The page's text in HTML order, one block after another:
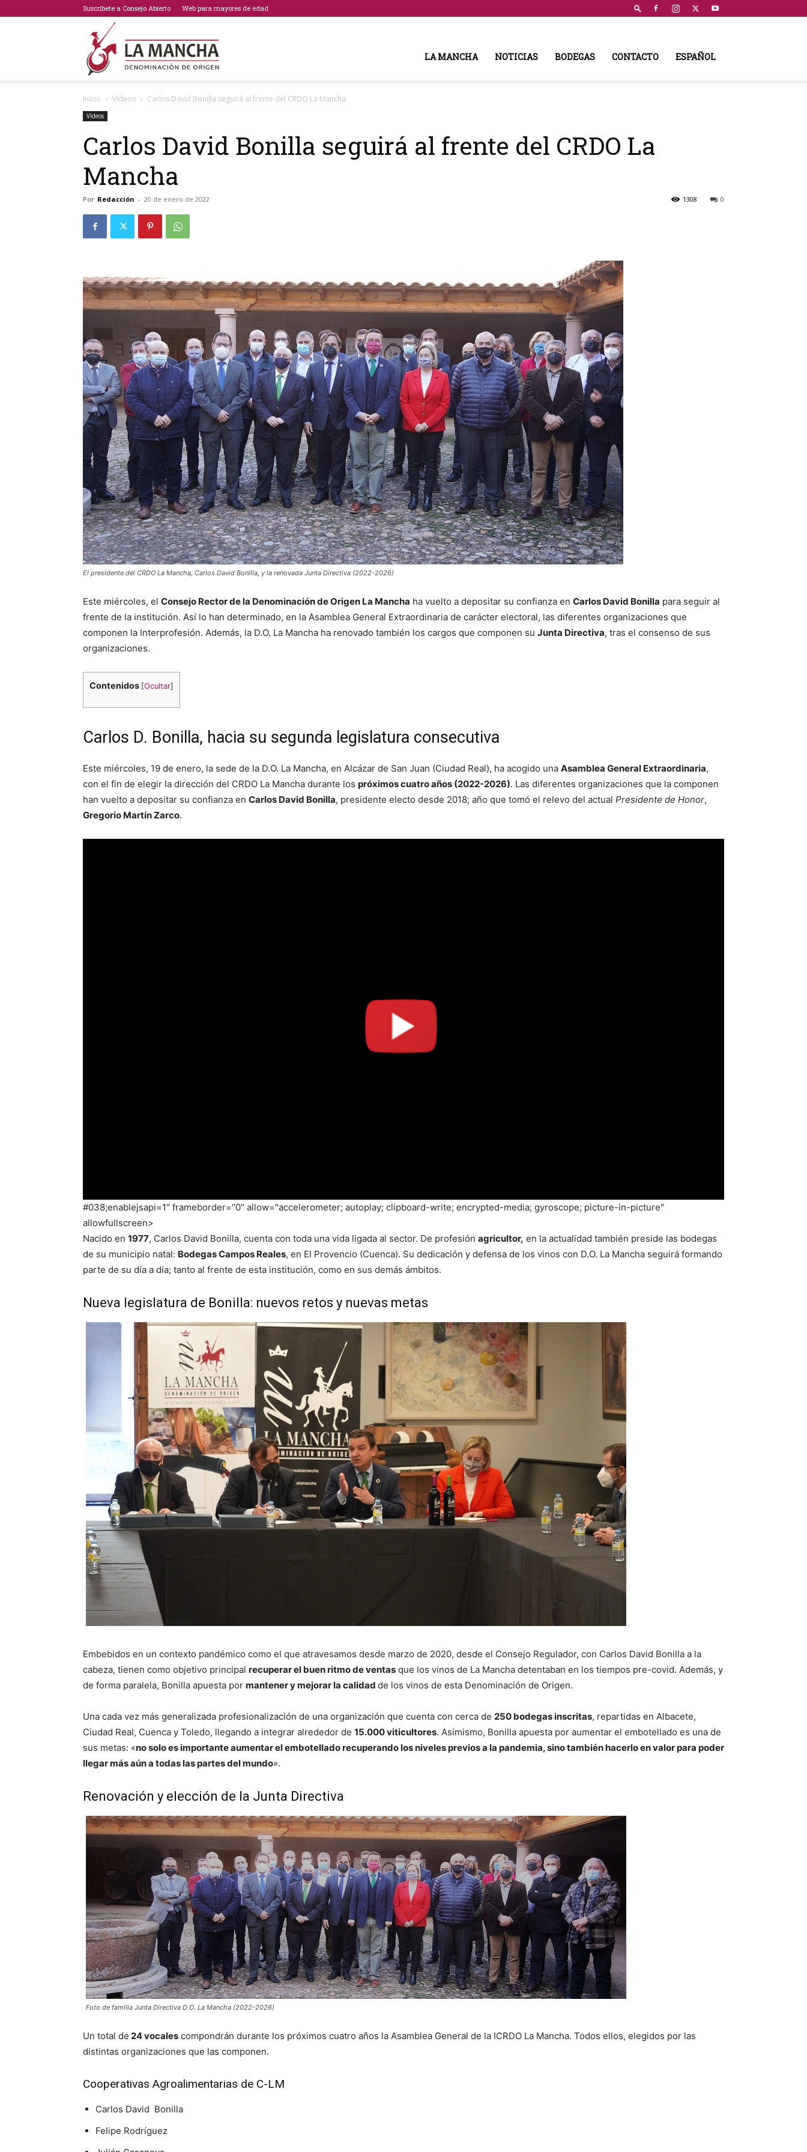
Suscríbete a Consejo Abierto Web para mayores de edad
LA MANCHA NOTICIAS BODEGAS CONTACTO ESPAÑOL
Inicio Vídeos Carlos David Bonilla seguirá al frente del CRDO La Mancha
Vídeos
Carlos David Bonilla seguirá al frente del CRDO La
Mancha
Por Redacción - 20 de enero de 2022 0
1308
El presidente del CRDO La Mancha, Carlos David Bonilla, y la renovada Junta Directiva (2022-2026)
Este miércoles, el Consejo Rector de la Denominación de Origen La Mancha ha vuelto a depositar su confianza en Carlos David Bonilla para seguir al
frente de la institución. Así lo han determinado, en la Asamblea General Extraordinaria de carácter electoral, las diferentes organizaciones que
componen la Interprofesión. Además, la D.O. La Mancha ha renovado también los cargos que componen su Junta Directiva, tras el consenso de sus
organizaciones.
Contenidos [Ocultar]
Carlos D. Bonilla, hacia su segunda legislatura consecutiva
Este miércoles, 19 de enero, la sede de la D.O. La Mancha, en Alcázar de San Juan (Ciudad Real), ha acogido una Asamblea General Extraordinaria,
con el fin de elegir la dirección del CRDO La Mancha durante los próximos cuatro años (2022-2026). Las diferentes organizaciones que la componen
han vuelto a depositar su confianza en Carlos David Bonilla, presidente electo desde 2018; año que tomó el relevo del actual Presidente de Honor,
Gregorio Martín Zarco.
#038;enablejsapi=1" frameborder="0" allow="accelerometer; autoplay; clipboard-write; encrypted-media; gyroscope; picture-in-picture"
allowfullscreen>
Nacido en 1977, Carlos David Bonilla, cuenta con toda una vida ligada al sector. De profesión agricultor, en la actualidad también preside las bodegas
de su municipio natal: Bodegas Campos Reales, en El Provencio (Cuenca). Su dedicación y defensa de los vinos con D.O. La Mancha seguirá formando
parte de su día a día; tanto al frente de esta institución, como en sus demás ámbitos.
Nueva legislatura de Bonilla: nuevos retos y nuevas metas
Embebidos en un contexto pandémico como el que atravesamos desde marzo de 2020, desde el Consejo Regulador, con Carlos David Bonilla a la
cabeza, tienen como objetivo principal recuperar el buen ritmo de ventas que los vinos de La Mancha detentaban en los tiempos pre-covid. Además, y
de forma paralela, Bonilla apuesta por mantener y mejorar la calidad de los vinos de esta Denominación de Origen.
Una cada vez más generalizada profesionalización de una organización que cuenta con cerca de 250 bodegas inscritas, repartidas en Albacete,
Ciudad Real, Cuenca y Toledo, llegando a integrar alrededor de 15.000 viticultores. Asimismo, Bonilla apuesta por aumentar el embotellado es una de
sus metas: «no solo es importante aumentar el embotellado recuperando los niveles previos a la pandemia, sino también hacerlo en valor para poder
llegar más aún a todas las partes del mundo».
Renovación y elección de la Junta Directiva
Foto de familia Junta Directiva D.O. La Mancha (2022-2026)
Un total de 24 vocales compondrán durante los próximos cuatro años la Asamblea General de la ICRDO La Mancha. Todos ellos, elegidos por las
distintas organizaciones que las componen.
Cooperativas Agroalimentarias de C-LM
Carlos David Bonilla
Felipe Rodríguez